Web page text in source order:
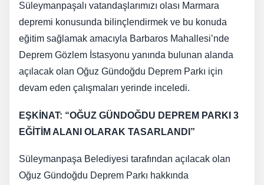
Süleymanpaşalı vatandaşlarımızı olası Marmara
depremi konusunda bilinçlendirmek ve bu konuda
eğitim sağlamak amacıyla Barbaros Mahallesi’nde
Deprem Gözlem İstasyonu yanında bulunan alanda
açılacak olan Oğuz Gündoğdu Deprem Parkı için
devam eden çalışmaları yerinde inceledi.
EŞKİNAT: “OĞUZ GÜNDOĞDU DEPREM PARKI 3
EĞİTİM ALANI OLARAK TASARLANDI”
Süleymanpaşa Belediyesi tarafından açılacak olan
Oğuz Gündoğdu Deprem Parkı hakkında